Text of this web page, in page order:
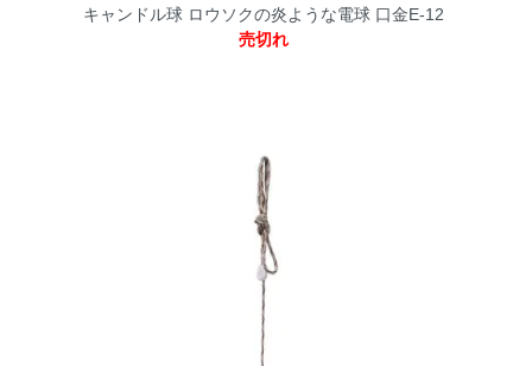
キャンドル球 ロウソクの炎ような電球 口金E-12
売切れ